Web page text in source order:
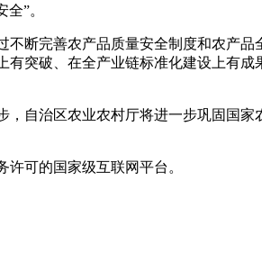
”。
断完善农产品质量安全制度和农产品
突破、在全产业链标准化建设上有
自治区农业农村厅将进一步巩固国家
可的国家级互联网平台。